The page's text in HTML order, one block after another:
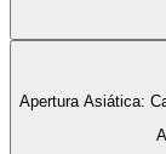
Apertura Asiática: